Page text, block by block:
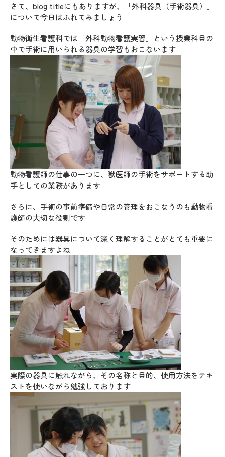
さて、blog titleにもありますが、「外科器具（手術器具）」
について今日はふれてみましょう
動物衛生看護科では「外科動物看護実習」という授業科目の
中で手術に用いられる器具の学習もおこないます
動物看護師の仕事の一つに、獣医師の手術をサポートする助
手としての業務があります
さらに、手術の事前準備や日常の管理をおこなうのも動物看
護師の大切な役割です
そのためには器具について深く理解することがとても重要に
なってきますよね
実際の器具に触れながら、その名称と目的、使用方法をテキ
ストを使いながら勉強しております